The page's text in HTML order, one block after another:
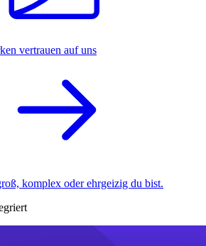
vertrauen auf uns
komplex oder ehrgeizig du bist.